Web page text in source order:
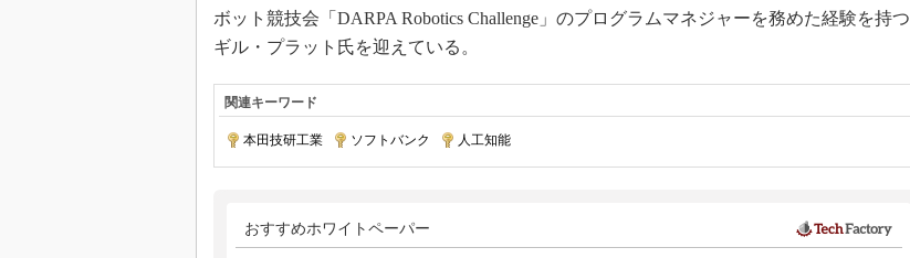
新型コロナへの対応
ボット競技会「DARPA Robotics Challenge」のプログラムマネジャーを務めた経験を持つ
ギル・プラット氏を迎えている。
関連キーワード
本田技研工業 ソフトバンク 人工知能
おすすめホワイトペーパー